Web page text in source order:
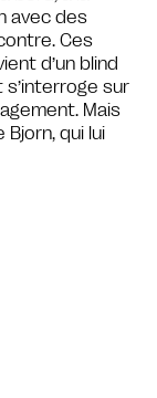
avec des
Ces
d’un blind
sur
Mais
qui lui